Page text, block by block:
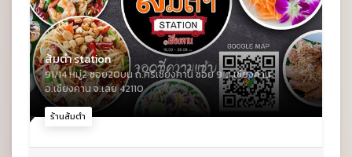
ร้านส้มตำ
ส้มตำ station
91/14 หมู่2 ซอย20บน ถ.ศรีเชียงคาน ซอย 9 ต.เชียงคาน
อ.เชียงคาน จ.เลย 42110